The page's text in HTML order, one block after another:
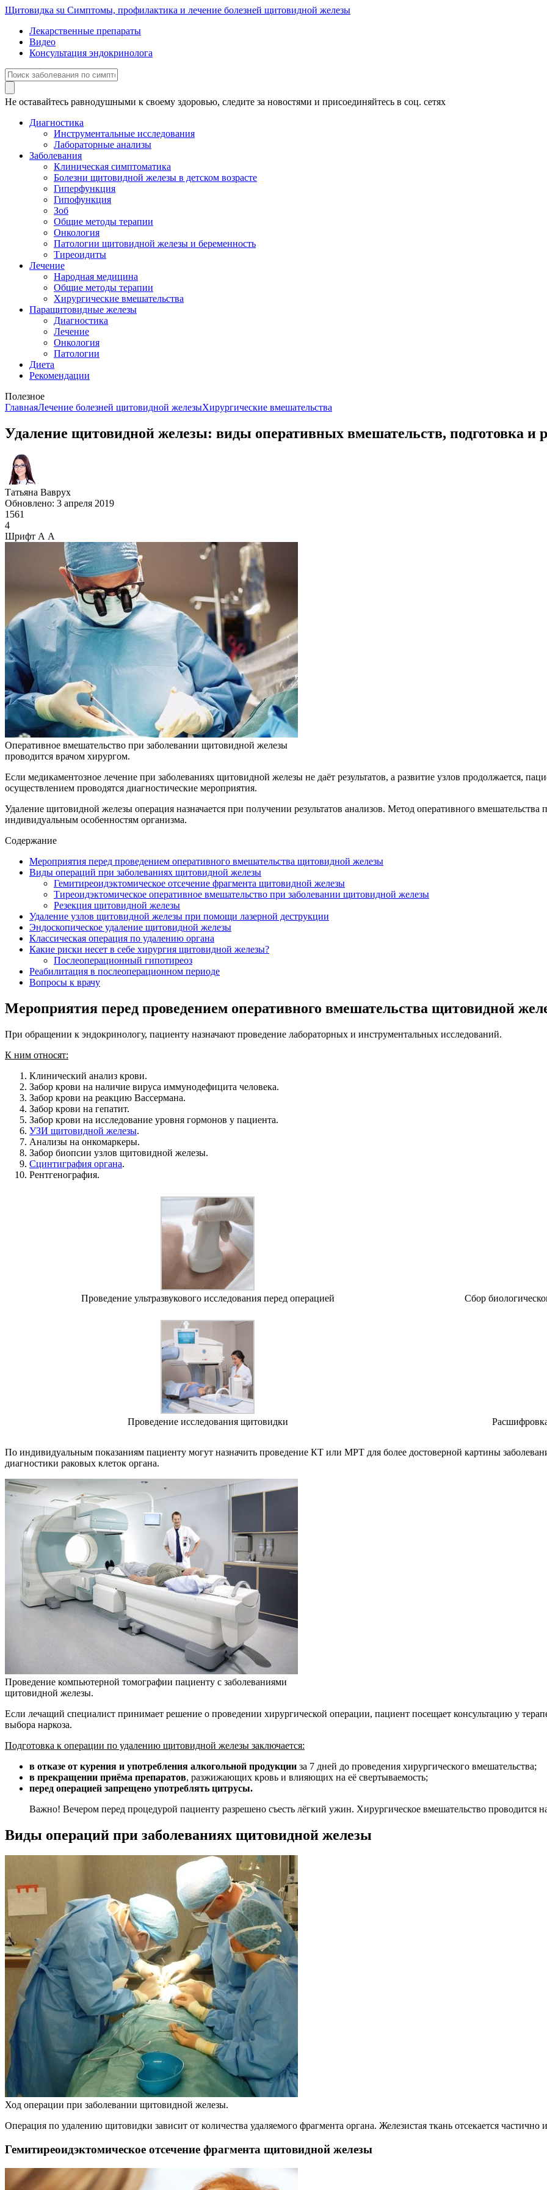
Щитовидка su Симптомы, профилактика и лечение болезней щитовидной железы
Лекарственные препараты
Видео
Консультация эндокринолога
Не оставайтесь равнодушными к своему здоровью, следите за новостями и присоединяйтесь в соц. сетях
Диагностика
Инструментальные исследования
Лабораторные анализы
Заболевания
Клиническая симптоматика
Болезни щитовидной железы в детском возрасте
Гиперфункция
Гипофункция
Зоб
Общие методы терапии
Онкология
Патологии щитовидной железы и беременность
Тиреоидиты
Лечение
Народная медицина
Общие методы терапии
Хирургические вмешательства
Паращитовидные железы
Диагностика
Лечение
Онкология
Патологии
Диета
Рекомендации
Полезное
ГлавнаяЛечение болезней щитовидной железыХирургические вмешательства
Удаление щитовидной железы: виды оперативных вмешательств, подготовка и
Татьяна Ваврух
Обновлено: 3 апреля 2019
1561
4
Шрифт А А
Оперативное вмешательство при заболевании щитовидной железы
проводится врачом хирургом.
Если медикаментозное лечение при заболеваниях щитовидной железы не даёт результатов, а развитие узлов продолжается,
осуществлением проводятся диагностические мероприятия.
Удаление щитовидной железы операция назначается при получении результатов анализов. Метод оперативного вмешательства
индивидуальным особенностям организма.
Содержание
Мероприятия перед проведением оперативного вмешательства щитовидной железы
Виды операций при заболеваниях щитовидной железы
Гемитиреоидэктомическое отсечение фрагмента щитовидной железы
Тиреоидэктомическое оперативное вмешательство при заболевании щитовидной железы
Резекция щитовидной железы
Удаление узлов щитовидной железы при помощи лазерной деструкции
Эндоскопическое удаление щитовидной железы
Классическая операция по удалению органа
Какие риски несет в себе хирургия щитовидной железы?
Послеоперационный гипотиреоз
Реабилитация в послеоперационном периоде
Вопросы к врачу
Мероприятия перед проведением оперативного вмешательства щитовидной
При обращении к эндокринологу, пациенту назначают проведение лабораторных и инструментальных исследований.
К ним относят:
Клинический анализ крови.
Забор крови на наличие вируса иммунодефицита человека.
Забор крови на реакцию Вассермана.
Забор крови на гепатит.
Забор крови на исследование уровня гормонов у пациента.
УЗИ щитовидной железы.
Анализы на онкомаркеры.
Забор биопсии узлов щитовидной железы.
Сцинтиграфия органа.
Рентгенография.
Проведение ультразвукового исследования перед операцией Сбор
Проведение исследования щитовидки
По индивидуальным показаниям пациенту могут назначить проведение КТ или МРТ для более достоверной картины
диагностики раковых клеток органа.
Проведение компьютерной томографии пациенту с заболеваниями
щитовидной железы.
Если лечащий специалист принимает решение о проведении хирургической операции, пациент посещает консультацию у
выбора наркоза.
Подготовка к операции по удалению щитовидной железы заключается:
в отказе от курения и употребления алкогольной продукции за 7 дней до проведения хирургического вмешательства;
в прекращении приёма препаратов, разжижающих кровь и влияющих на её свертываемость;
перед операцией запрещено употреблять цитрусы.
Важно! Вечером перед процедурой пациенту разрешено съесть лёгкий ужин. Хирургическое вмешательство проводится
Виды операций при заболеваниях щитовидной железы
Ход операции при заболевании щитовидной железы.
Операция по удалению щитовидки зависит от количества удаляемого фрагмента органа. Железистая ткань отсекается частично
Гемитиреоидэктомическое отсечение фрагмента щитовидной железы